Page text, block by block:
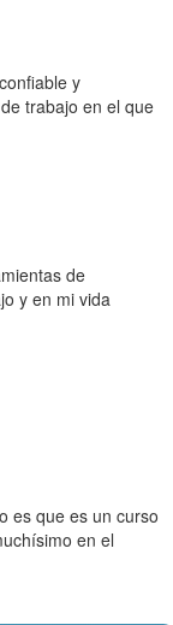
y
trabajo en el que
de
y en mi vida
es que es un curso
en el